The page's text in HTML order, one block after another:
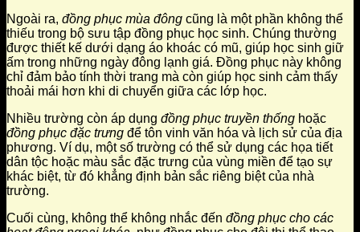
Ngoài ra, đồng phục mùa đông cũng là một phần không thể
thiếu trong bộ sưu tập đồng phục học sinh. Chúng thường
được thiết kế dưới dạng áo khoác có mũ, giúp học sinh giữ
ấm trong những ngày đông lạnh giá. Đồng phục này không
chỉ đảm bảo tính thời trang mà còn giúp học sinh cảm thấy
thoải mái hơn khi di chuyển giữa các lớp học.
Nhiều trường còn áp dụng đồng phục truyền thống hoặc
đồng phục đặc trưng để tôn vinh văn hóa và lịch sử của địa
phương. Ví dụ, một số trường có thể sử dụng các họa tiết
dân tộc hoặc màu sắc đặc trưng của vùng miền để tạo sự
khác biệt, từ đó khẳng định bản sắc riêng biệt của nhà
trường.
Cuối cùng, không thể không nhắc đến đồng phục cho các